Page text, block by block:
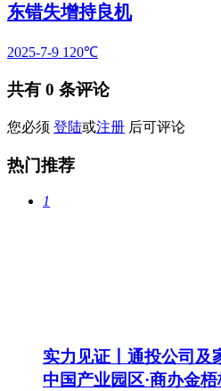
东错失增持良机
2025-7-9 120℃
共有 0 条评论
您必须 登陆或注册 后可评论
热门推荐
1
实力见证丨通投公司及
中国产业园区·商办金